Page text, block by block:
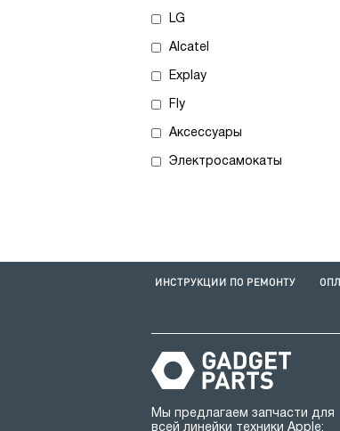
LG
Alcatel
Explay
Fly
Аксессуары
Электросамокаты
ИНСТРУКЦИИ ПО РЕМОНТУ
Мы предлагаем запчасти для
всей линейки техники Apple: